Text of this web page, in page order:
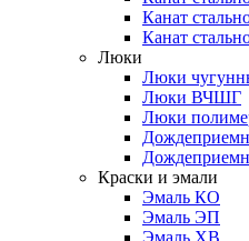
Канат
Канат
Люки
Люки
Люки ВЧШГ
Люки
Краски и эмали
Эмаль КО
Эмаль ЭП
Эмаль ХВ